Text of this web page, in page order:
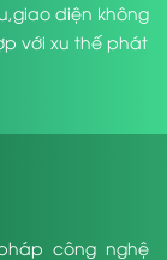
diện không
với xu thế phát
công nghệ